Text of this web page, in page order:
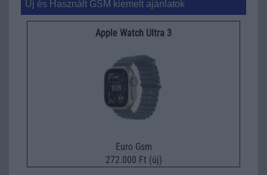
Új és Használt GSM kiemelt ajánlatok
Apple Watch Ultra 3
Euro Gsm
272.000 Ft (új)